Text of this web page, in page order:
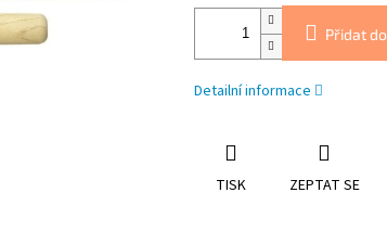
Přidat
Detailní informace
TISK ZEPTAT SE